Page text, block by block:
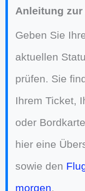
Anleitung
Geben Sie
aktuellen
prüfen. Sie
Ihrem Ticket,
oder
hier eine
sowie den
morgen.